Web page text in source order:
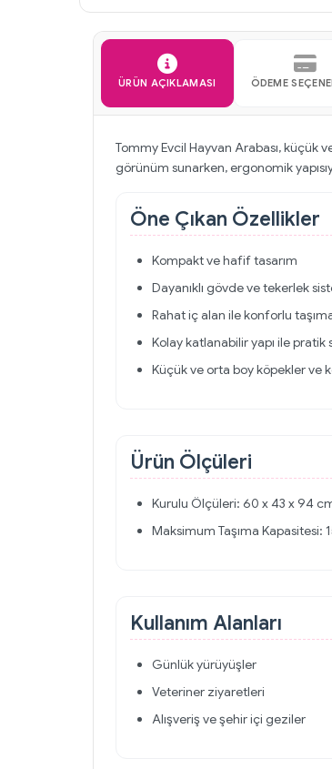
ÜRÜN AÇIKLAMASI ÖDEME
Tommy Evcil Hayvan Arabası, küçük
görünüm sunarken, ergonomik
Öne Çıkan Özellikler
Kompakt ve hafif tasarım
Dayanıklı gövde ve tekerlek
Rahat iç alan ile konforlu
Kolay katlanabilir yapı ile pratik
Küçük ve orta boy köpekler ve
Ürün Ölçüleri
Kurulu Ölçüleri: 60 x 43 x 94
Maksimum Taşıma Kapasitesi:
Kullanım Alanları
Günlük yürüyüşler
Veteriner ziyaretleri
Alışveriş ve şehir içi geziler